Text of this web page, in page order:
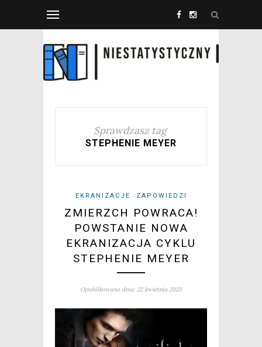
Sprawdzasz tag
STEPHENIE MEYER
EKRANIZACJE ZAPOWIEDZI
ZMIERZCH POWRACA!
POWSTANIE NOWA
EKRANIZACJA CYKLU
STEPHENIE MEYER
Opublikowano dnia: 22 kwietnia 2023